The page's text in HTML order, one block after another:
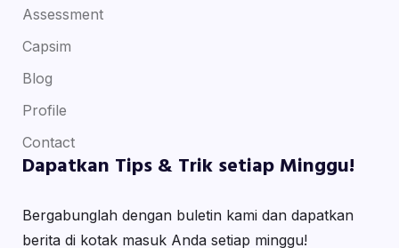
Assessment
Capsim
Blog
Profile
Contact
Dapatkan Tips & Trik setiap Minggu!
Bergabunglah dengan buletin kami dan dapatkan
berita di kotak masuk Anda setiap minggu!